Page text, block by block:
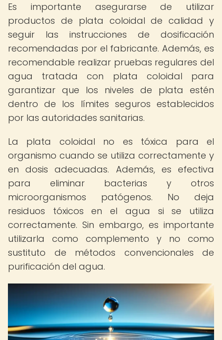
Es importante asegurarse de utilizar
productos de plata coloidal de calidad y
seguir las instrucciones de dosificación
recomendadas por el fabricante. Además, es
recomendable realizar pruebas regulares del
agua tratada con plata coloidal para
garantizar que los niveles de plata estén
dentro de los límites seguros establecidos
por las autoridades sanitarias.
La plata coloidal no es tóxica para el
organismo cuando se utiliza correctamente y
en dosis adecuadas. Además, es efectiva
para eliminar bacterias y otros
microorganismos patógenos. No deja
residuos tóxicos en el agua si se utiliza
correctamente. Sin embargo, es importante
utilizarla como complemento y no como
sustituto de métodos convencionales de
purificación del agua.